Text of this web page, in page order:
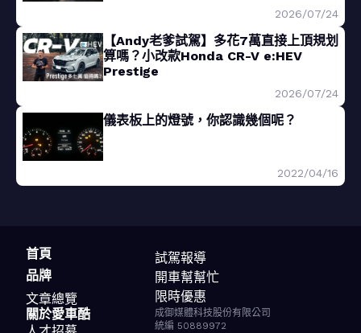
2026/07/24
【Andy老爹試駕】多花7萬直接上頂規划
算嗎？小改款Honda CR-V e:HEV
Prestige
2026/07/24
儀表板上的燈號，你認識幾個呢？
2022/04/16
首頁
品牌
文章總覽
試駕報導
開車幫幫忙
限時優惠
關於愛車酷
成御媒體科技股份有限公司
統編 50889972